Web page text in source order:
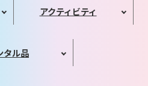
アクティビティ
タル品